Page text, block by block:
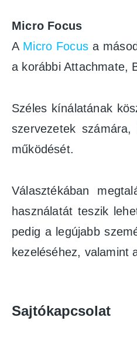
Micro Focus
A Micro Focus a
a korábbi Attachmate,
Széles kínálatának
szervezetek
működését.
Választékában
használatát teszik
pedig a legújabb
kezeléséhez, valamint
Sajtókapcsolat